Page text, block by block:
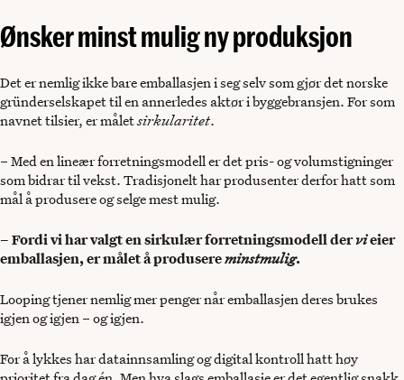
Ønsker minst mulig ny produksjon
Det er nemlig ikke bare emballasjen i seg selv som gjør det norske
gründerselskapet til en annerledes aktør i byggebransjen. For som
navnet tilsier, er måletsirkularitet.
– Med en lineær forretningsmodell er det pris- og volumstigninger
som bidrar til vekst. Tradisjonelt har produsenter derfor hatt som
mål å produsere og selge mest mulig.
– Fordi vi har valgt en sirkulær forretningsmodell dervieier
emballasjen, er målet å produsereminstmulig.
Looping tjener nemlig mer penger når emballasjen deres brukes
igjen og igjen – og igjen.
For å lykkes har datainnsamling og digital kontroll hatt høy